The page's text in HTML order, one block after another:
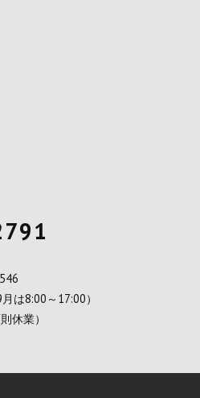
は8:00～17:00）
休業）